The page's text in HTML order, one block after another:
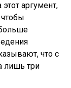
аргумент,
что с
лишь три